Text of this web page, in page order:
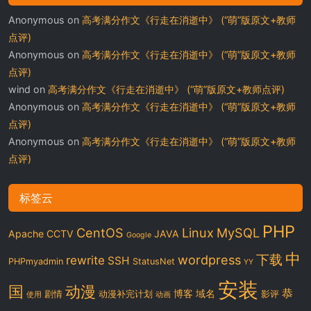
Anonymous on 高考满分作文《行走在消逝中》 (“萌”版原文+教师
点评)
Anonymous on 高考满分作文《行走在消逝中》 (“萌”版原文+教师
点评)
wind on 高考满分作文《行走在消逝中》 (“萌”版原文+教师点评)
Anonymous on 高考满分作文《行走在消逝中》 (“萌”版原文+教师
点评)
Anonymous on 高考满分作文《行走在消逝中》 (“萌”版原文+教师
点评)
标签云
Apache CCTV CentOS Google JAVA Linux MySQL PHP
PHPmyadmin rewrite SSH StatusNet wordpress YY 下载 中
国 使用 剧情 动漫 动漫补完计划 动画 博客 域名 安装 影评 恭